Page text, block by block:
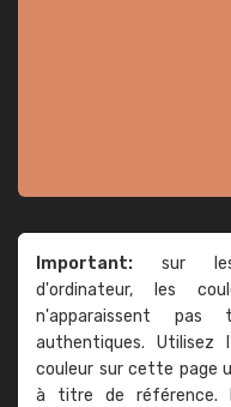
Important: sur les
d'ordinateur, les
n'apparaissent pas
authentiques. Utilisez
couleur sur cette page
à titre de référence.